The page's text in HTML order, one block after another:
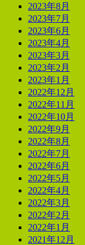
2023年8月
2023年7月
2023年6月
2023年4月
2023年3月
2023年2月
2023年1月
2022年12月
2022年11月
2022年10月
2022年9月
2022年8月
2022年7月
2022年6月
2022年5月
2022年4月
2022年3月
2022年2月
2022年1月
2021年12月